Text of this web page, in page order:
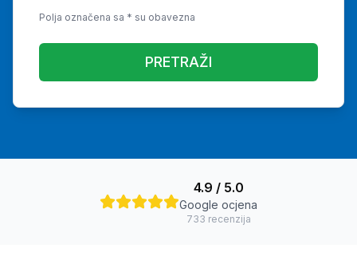
Polja označena sa * su obavezna
PRETRAŽI
4.9 / 5.0
Google ocjena
733 recenzija